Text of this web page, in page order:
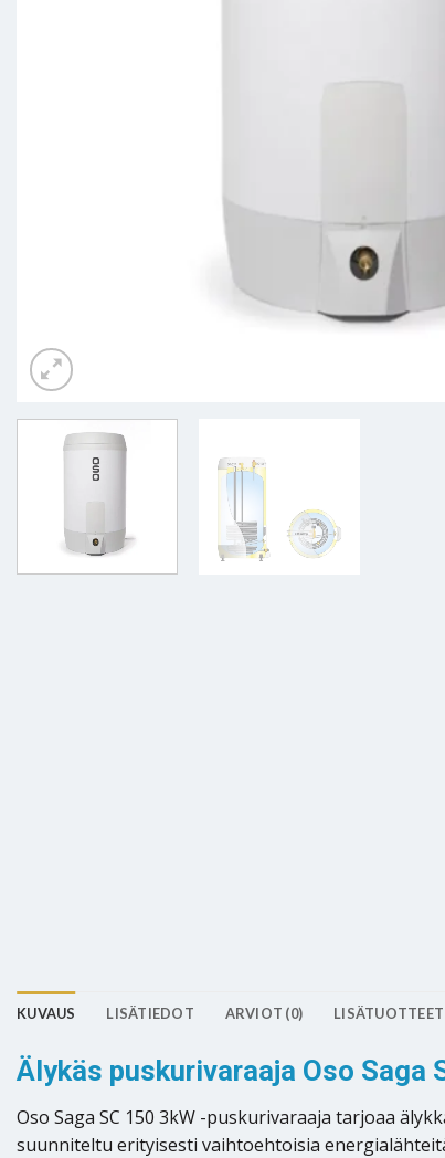
KUVAUS LISÄTIEDOT ARVIOT (0) LISÄTUOTTEET
Älykäs puskurivaraaja Oso
Oso Saga SC 150 3kW -puskurivaraaja tarjoaa
suunniteltu erityisesti vaihtoehtoisia